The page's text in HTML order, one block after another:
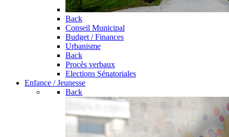
Back
Conseil Municipal
Budget / Finances
Urbanisme
Back
Procès verbaux
Elections Sénatoriales
Enfance / Jeunesse
Back